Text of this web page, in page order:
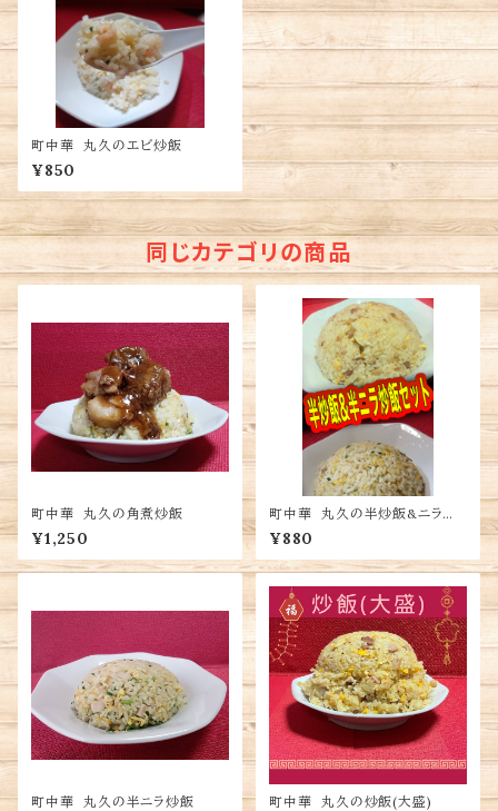
町中華 丸久のエビ炒飯
¥850
同じカテゴリの商品
町中華 丸久の角煮炒飯
¥1,250
町中華 丸久の半炒飯&ニラ半
炒飯
¥880
町中華 丸久の半ニラ炒飯 町中華 丸久の炒飯(大盛)